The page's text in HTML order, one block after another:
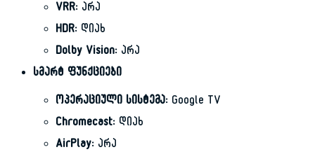
VRR:არა
HDR:დიახ
Dolby Vision:არა
სმარტ ფუნქციები
ოპერაციული სისტემა: Google TV
Chromecast:დიახ
AirPlay:არა